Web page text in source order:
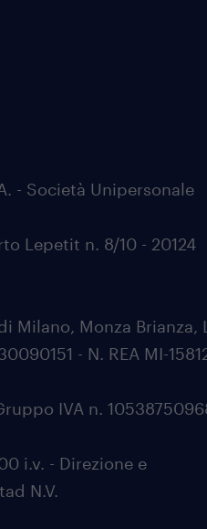
- Società Unipersonale
Lepetit n. 8/10 - 20124
Milano, Monza Brianza,
- N. REA MI-
IVA n.
i.v. - Direzione e
N.V.